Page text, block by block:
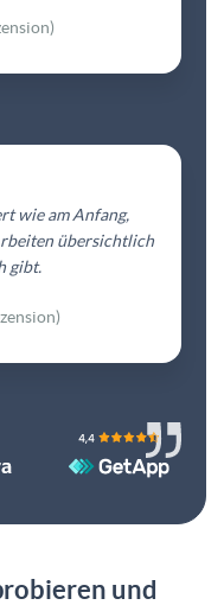
wie am Anfang,
übersichtlich
gibt.
und